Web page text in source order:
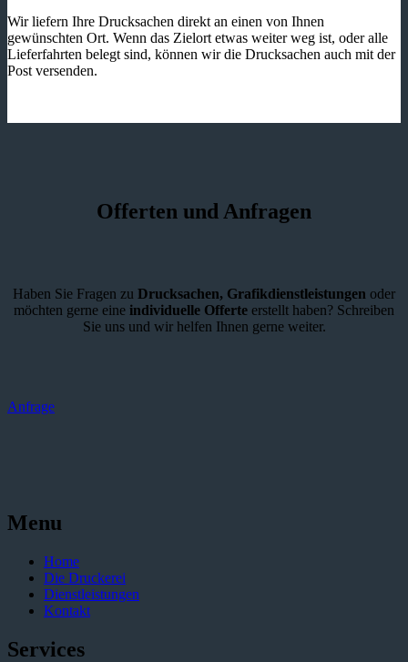
Wir liefern Ihre Drucksachen direkt an einen von Ihnen
gewünschten Ort. Wenn das Zielort etwas weiter weg ist, oder alle
Lieferfahrten belegt sind, können wir die Drucksachen auch mit der
Post versenden.
Offerten und Anfragen
Haben Sie Fragen zu Drucksachen, Grafikdienstleistungen oder
möchten gerne eine individuelle Offerte erstellt haben? Schreiben
Sie uns und wir helfen Ihnen gerne weiter.
Anfrage
Menu
Home
Die Druckerei
Dienstleistungen
Kontakt
Services